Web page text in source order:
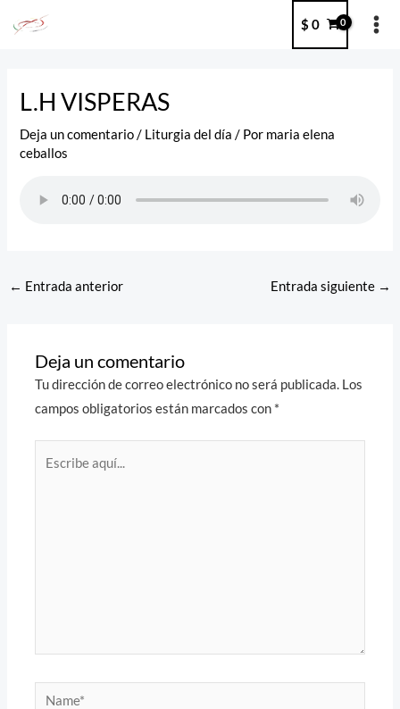
$ 0
L.H VISPERAS
Deja un comentario / Liturgia del día / Por maria elena
ceballos
← Entrada anterior Entrada siguiente →
Deja un comentario
Tu dirección de correo electrónico no será publicada. Los
campos obligatorios están marcados con *
Name*